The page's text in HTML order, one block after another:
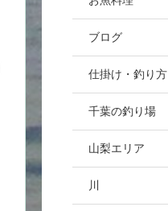
ブログ
仕掛け・釣り方
千葉の釣り場
山梨エリア
川